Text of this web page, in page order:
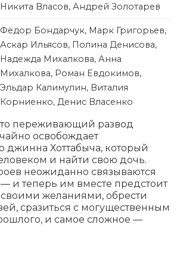
Никита Власов, Андрей Золотарев
Фёдор Бондарчук, Марк Григорьев,
Аскар Ильясов, Полина Денисова,
Надежда Михалкова, Анна
Михалкова, Роман Евдокимов,
Эльдар Калимулин, Виталия
Корниенко, Денис Власенко
переживающий развод
освобождает
джинна Хоттабыча, который
и найти свою дочь.
неожиданно связываются
и теперь им вместе предстоит
своими желаниями, обрести
сразиться с могущественным
и самое сложное —